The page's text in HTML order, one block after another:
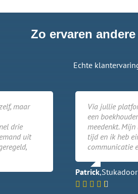
Zo ervaren
Echte
maar
drie
uit
Via jullie
een
meedenkt.
tijd en ik heb
communicatie
Patrick,Stukadoor